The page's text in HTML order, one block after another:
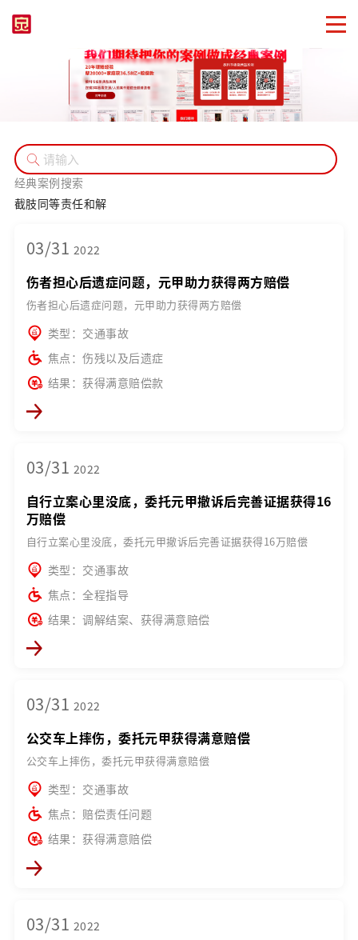
经典案例搜索
截肢同等责任和解
03/31 2022
伤者担心后遗症问题，元甲助力获得两方赔偿
伤者担心后遗症问题，元甲助力获得两方赔偿
类型：交通事故
焦点：伤残以及后遗症
结果：获得满意赔偿款
03/31 2022
自行立案心里没底，委托元甲撤诉后完善证据获得16
万赔偿
自行立案心里没底，委托元甲撤诉后完善证据获得16万赔偿
类型：交通事故
焦点：全程指导
结果：调解结案、获得满意赔偿
03/31 2022
公交车上摔伤，委托元甲获得满意赔偿
公交车上摔伤，委托元甲获得满意赔偿
类型：交通事故
焦点：赔偿责任问题
结果：获得满意赔偿
03/31 2022